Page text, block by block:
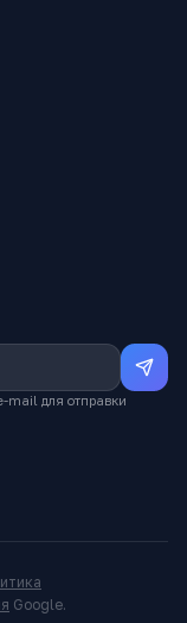
mail для отправки
Google.